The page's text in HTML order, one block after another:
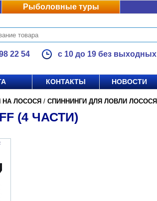
Рыболовные туры
22 54 с 10 до 19 без выходных
КОНТАКТЫ НОВОСТИ
НА ЛОСОСЯ / СПИННИНГИ ДЛЯ ЛОВЛИ ЛОСОСЯ
(4 ЧАСТИ)